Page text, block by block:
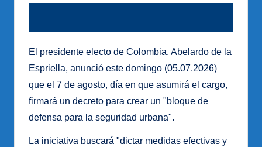
El presidente electo de Colombia, Abelardo de la
Espriella, anunció este domingo (05.07.2026)
que el 7 de agosto, día en que asumirá el cargo,
firmará un decreto para crear un "bloque de
defensa para la seguridad urbana".
La iniciativa buscará "dictar medidas efectivas y